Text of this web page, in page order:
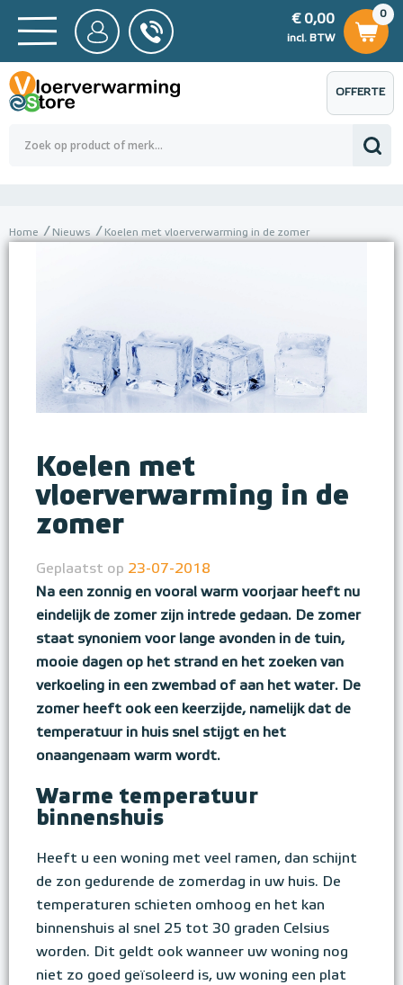
BTW
0,00
0
€ 0,00
incl. BTW
€ 0,00
OFFERTE
AANVRAGEN
Home Nieuws Koelen met vloerverwarming in de zomer
Koelen met
vloerverwarming in de
zomer
Geplaatst op 23-07-2018
Na een zonnig en vooral warm voorjaar heeft nu
eindelijk de zomer zijn intrede gedaan. De zomer
staat synoniem voor lange avonden in de tuin,
mooie dagen op het strand en het zoeken van
verkoeling in een zwembad of aan het water. De
zomer heeft ook een keerzijde, namelijk dat de
temperatuur in huis snel stijgt en het
onaangenaam warm wordt.
Warme temperatuur
binnenshuis
Heeft u een woning met veel ramen, dan schijnt
de zon gedurende de zomerdag in uw huis. De
temperaturen schieten omhoog en het kan
binnenshuis al snel 25 tot 30 graden Celsius
worden. Dit geldt ook wanneer uw woning nog
niet zo goed geïsoleerd is, uw woning een plat